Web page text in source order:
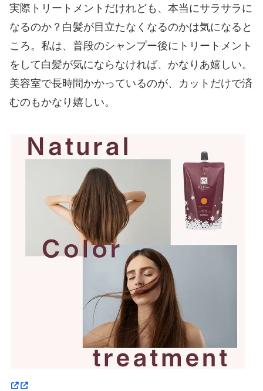
実際トリートメントだけれども、本当にサラサラに
なるのか？白髪が目立たなくなるのかは気になると
ころ。私は、普段のシャンプー後にトリートメント
をして白髪が気にならなければ、かなりあ嬉しい。
美容室で長時間かかっているのが、カットだけで済
むのもかなり嬉しい。